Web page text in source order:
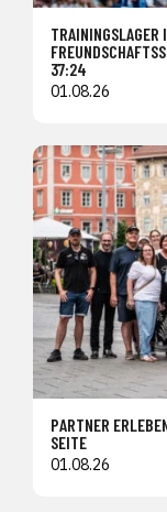
TRAININGSLAGER
37:24
01.08.26
PARTNER
SEITE
01.08.26